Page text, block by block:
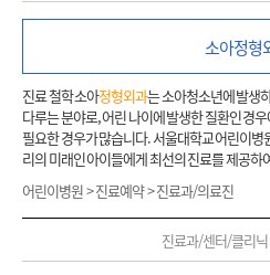
은 조직검사 슬라이드와 결과지를, 복용 중인
시에 보여주시면 도움이 됩니
오십시오.정형외과외래 간호사실에서 진료실
시오. 2) 진료 후 과정 외래진료가 끝난 후에는 담당 직원의 안내에 따라 설명간호사실로
오시면 설명간호사가 질병과 관련된 검사 및
의사항이나 귀가 후 주의사항에 대해 친절히 설명해 드립니다. 이
마친 후, 수납창구에서 검사예약과 수납을 하시
호표 발행기에서 처방전을 받으신 다음, 외부 약
등재되었다. 서울대학교병원외과는 지금까지
으며, 앞으로도 환자에 대한 최상의 진료,외과
학교육을 통한 인재 양성이라는 사명아래 최선
또한 활발히 진행하고 있으며, 국제학술지에
도로 연구에 있어서도 주도적인 역할을 하고 있습니다. 그 외에도 척수이형
정형외과, 재
긴밀한 협조체계를 이루며, 다학적인 치료서
1. 주요 질환명 뇌혈관 질환(모야모야병, 동정맥기형 등), 수두증, 뇌종양, 척수이형성증
(척수수막류, 지방척수수막류, 척수결박증후
(간질), 두개강내낭종, 척수종양, 기타 신경계기형 2. 예약 전 유의사항 진료예약 시
님의 전공분야 확인 후 예약바랍니다. 뇌전증(간질)의 경우, 소아청소년과 신경분과 진
료 후, 수술이 필요한 환자에 대해 의뢰를 받는
분과 진료를 1차적으로 보시기 바랍니다. 단, 뇌
작의 경우, 소아신경외과진료를 우선 보시기 바랍니다. 척수이형성증
닉 및 두개안면클리닉은 진료과에서 진료 후에
환, 초진 예약은 불가능합니다. 3. 진료 전 유의사항 첫 진료를 받는 환자는 의뢰서와 함
소아정형
진료 철학 소아정형외과는 소아청소년에 발생
다루는 분야로, 어린 나이에 발생한 질환인 경
필요한 경우가 많습니다. 서울대학교 어린이병
리의 미래인 아이들에게 최선의 진료를 제공하
될 수 있도록 노력하고 있습니다. 특히, 아직 어
조기, 수술을 하는 것을 지양하여, 이로 인한 신
하는 일을 최소화하고 있습니다. 하지만 꼭 치
으로 개입하여, 환아 각각에 맞는 최선의 치료
하고 있습니다. 이를 통해 환아가 질병에서 회
어린이병원 > 진료예약 > 진료과/의료진
진료과/센터/클리